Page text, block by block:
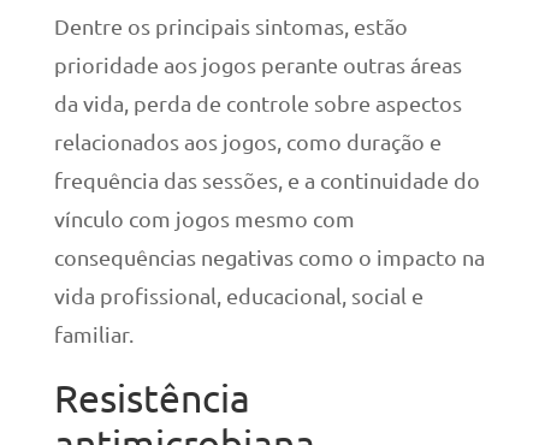
Dentre os principais sintomas, estão
prioridade aos jogos perante outras áreas
da vida, perda de controle sobre aspectos
relacionados aos jogos, como duração e
frequência das sessões, e a continuidade do
vínculo com jogos mesmo com
consequências negativas como o impacto na
vida profissional, educacional, social e
familiar.
Resistência